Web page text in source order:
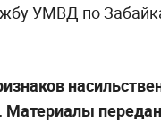
УМВД по
Материалы